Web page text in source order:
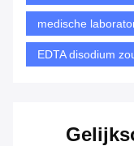
medische
EDTA disodium